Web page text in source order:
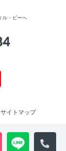
ル・ビーへ
サイトマップ